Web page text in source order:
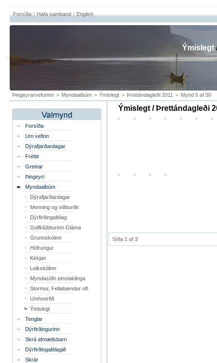
Forsíða Hafa samband English
Þingeyrarvefurinn > Myndaalbúm > Ýmislegt > Þrettándagleði 2011 > Mynd 5 af 50
Forsíða
Um vefinn
Dýrafjarðardagar
Fréttir
Greinar
Þingeyri
Myndaalbúm
Dýrafjarðardagar
Menning og viðburðir
Dýrfirðingafélag
Golfklúbburinn Gláma
Grunnskólinn
Höfrungur
Kirkjan
Leikskólinn
Myndasöfn einstaklinga
Stormur, Fellabændur ofl.
Umhverfið
Ýmislegt
Tenglar
Dýrfirðingurinn
Skrá afmælisbarn
Dýrfirðingafélagið
Skrár
Ýmislegt / Þrettándagleði
Síða 1 af 3
Ýmislegt